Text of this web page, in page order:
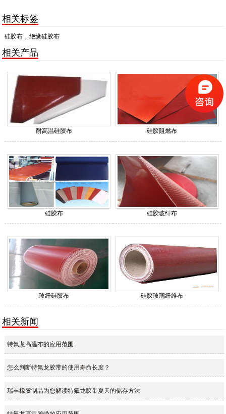
相关标签
硅胶布 绝缘硅胶布
相关产品
耐高温硅胶布 硅胶阻燃布
硅胶布 硅胶玻纤布
玻纤硅胶布 硅胶玻璃纤维布
相关新闻
特氟龙高温布的应用范围
怎么判断特氟龙胶带的使用寿命长度？
瑞丰橡胶制品为您解读特氟龙胶带夏天的储存方法